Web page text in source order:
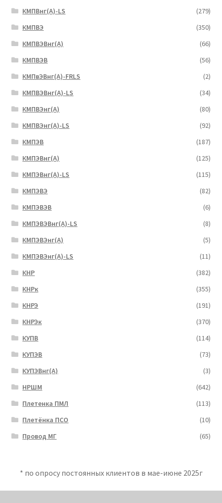
КМПВнг(А)-LS
(279)
КМПВЭ
(350)
КМПВЭBнг(А)
(66)
КМПВЭВ
(56)
КМПвЭВнг(А)-FRLS
(2)
КМПВЭВнг(А)-LS
(34)
КМПВЭнг(А)
(80)
КМПВЭнг(А)-LS
(92)
КМПЭВ
(187)
КМПЭВнг(А)
(125)
КМПЭВнг(А)-LS
(115)
КМПЭВЭ
(82)
КМПЭВЭВ
(6)
КМПЭВЭВнг(А)-LS
(8)
КМПЭВЭнг(А)
(5)
КМПЭВЭнг(А)-LS
(11)
КНР
(382)
КНРк
(355)
КНРЭ
(191)
КНРЭк
(370)
КУПВ
(114)
КУПЭВ
(73)
КУПЭВнг(А)
(3)
НРШМ
(642)
Плетенка ПМЛ
(113)
Плетёнка ПСО
(10)
Провод МГ
(65)
* по опросу постоянных клиентов в мае-июне 2025г